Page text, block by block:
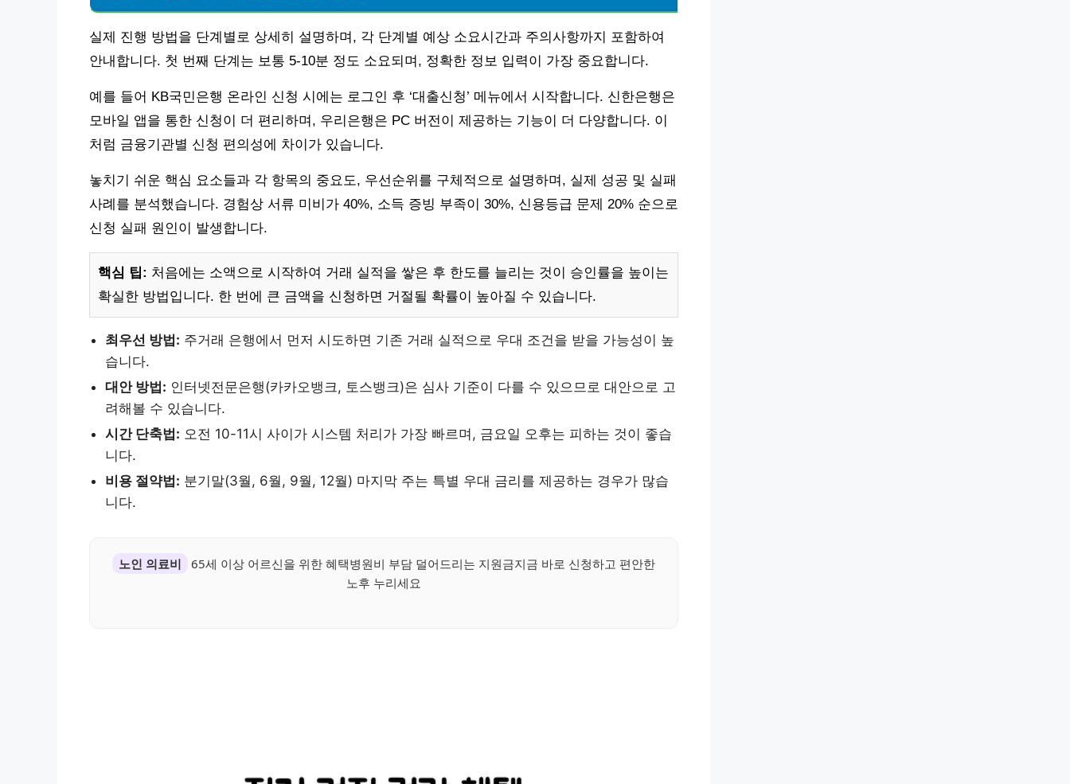
실제 진행 방법을 단계별로 상세히 설명하며, 각 단계별 예상 소요시간과 주의사항까지 포함하여
안내합니다. 첫 번째 단계는 보통 5-10분 정도 소요되며, 정확한 정보 입력이 가장 중요합니다.
예를 들어 KB국민은행 온라인 신청 시에는 로그인 후 ‘대출신청’ 메뉴에서 시작합니다. 신한은행은
모바일 앱을 통한 신청이 더 편리하며, 우리은행은 PC 버전이 제공하는 기능이 더 다양합니다. 이
처럼 금융기관별 신청 편의성에 차이가 있습니다.
놓치기 쉬운 핵심 요소들과 각 항목의 중요도, 우선순위를 구체적으로 설명하며, 실제 성공 및 실패
사례를 분석했습니다. 경험상 서류 미비가 40%, 소득 증빙 부족이 30%, 신용등급 문제 20% 순으로
신청 실패 원인이 발생합니다.
핵심 팁: 처음에는 소액으로 시작하여 거래 실적을 쌓은 후 한도를 늘리는 것이 승인률을 높이는
확실한 방법입니다. 한 번에 큰 금액을 신청하면 거절될 확률이 높아질 수 있습니다.
최우선 방법: 주거래 은행에서 먼저 시도하면 기존 거래 실적으로 우대 조건을 받을 가능성이 높
습니다.
대안 방법: 인터넷전문은행(카카오뱅크, 토스뱅크)은 심사 기준이 다를 수 있으므로 대안으로 고
려해볼 수 있습니다.
시간 단축법: 오전 10-11시 사이가 시스템 처리가 가장 빠르며, 금요일 오후는 피하는 것이 좋습
니다.
비용 절약법: 분기말(3월, 6월, 9월, 12월) 마지막 주는 특별 우대 금리를 제공하는 경우가 많습
니다.
노인 의료비
65세 이상 어르신을 위한 혜택병원비 부담 덜어드리는 지원금지금 바로 신청하고 편안한
노후 누리세요